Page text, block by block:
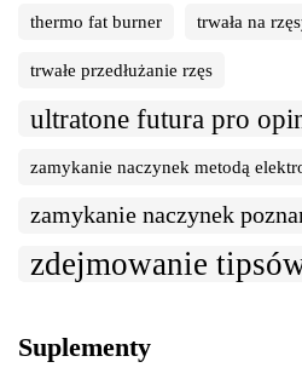
thermo fat burner trwała na
trwałe przedłużanie rzęs
ultratone futura pro
zamykanie naczynek metodą
zamykanie naczynek
zdejmowanie
Suplementy